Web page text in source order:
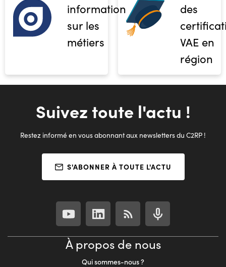
informations
sur les
métiers
des
VAE en
région
Suivez toute l'actu !
Restez informé en vous abonnant aux newsletters du C2RP !
S'ABONNER À TOUTE L'ACTU
À propos de nous
Qui sommes-nous ?